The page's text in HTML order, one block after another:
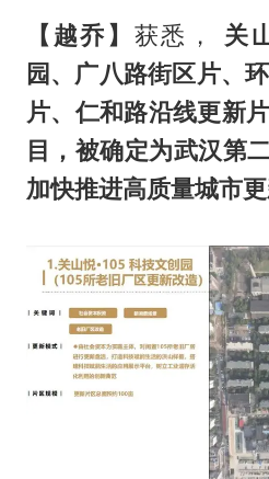
【越乔】 获悉， 关
园、广八路街区片、
片、仁和路沿线更新
目 ，被确定为武汉第
加快推进高质量城市